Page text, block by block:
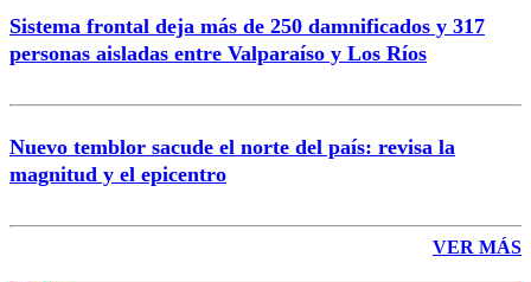
Sistema frontal deja más de 250 damnificados y 317
personas aisladas entre Valparaíso y Los Ríos
Nuevo temblor sacude el norte del país: revisa la
magnitud y el epicentro
VER MÁS